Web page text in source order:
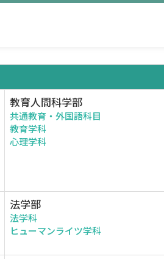
教育人間科学部
共通教育・外国語科目
教育学科
心理学科
法学部
法学科
ヒューマンライツ学科